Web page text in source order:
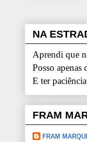
NA
Aprendi que
Posso apenas
E ter
FRAM
FRAM